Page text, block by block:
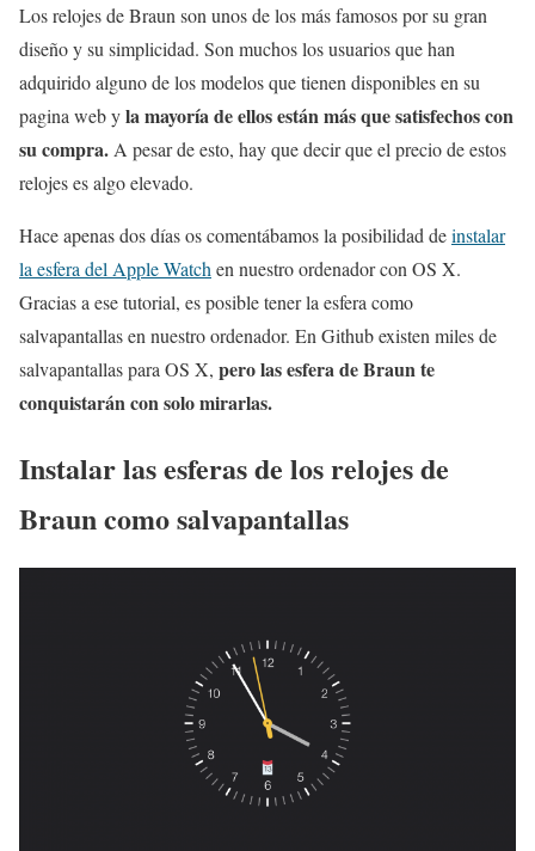
Los relojes de Braun son unos de los más famosos por su gran
diseño y su simplicidad. Son muchos los usuarios que han
adquirido alguno de los modelos que tienen disponibles en su
pagina web yla mayoría de ellos están más que satisfechos con
su compra. A pesar de esto, hay que decir que el precio de estos
relojes es algo elevado.
Hace apenas dos días os comentábamos la posibilidad deinstalar
la esfera del Apple Watch en nuestro ordenador con OS X.
Gracias a ese tutorial, es posible tener la esfera como
salvapantallas en nuestro ordenador. En Github existen miles de
salvapantallas para OS X, pero las esfera de Braun te
conquistarán con solo mirarlas.
Instalar las esferas de los relojes de
Braun como salvapantallas